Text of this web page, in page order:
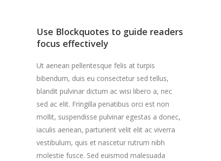
Use Blockquotes to guide readers
focus effectively
Ut aenean pellentesque felis at turpis
bibendum, duis eu consectetur sed tellus,
blandit pulvinar dictum ac wisi libero a, nec
sed ac elit. Fringilla penatibus orci est non
mollit, suspendisse pulvinar egestas a donec,
iaculis aenean, parturient velit elit ac viverra
vestibulum, quis et nascetur rutrum nibh
molestie fusce. Sed euismod malesuada